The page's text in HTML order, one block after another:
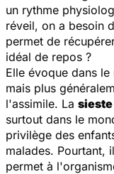
un rythme
réveil, on a besoin
permet de
idéal de repos ?
Elle évoque dans
mais plus
l'assimile. La sieste
surtout dans le
privilège des
malades. Pourtant,
permet à